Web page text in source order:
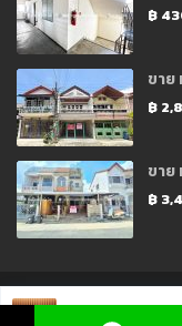
฿
ขาย
฿
ขาย
฿
Copyright 2021 ©
คุณ พีช ☏ 096